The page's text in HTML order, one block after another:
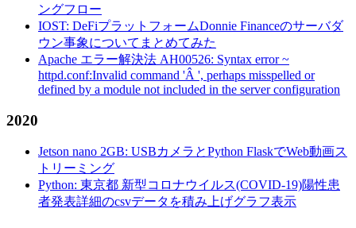
ングフロー
IOST: DeFiプラットフォームDonnie Financeのサーバダ
ウン事象についてまとめてみた
Apache エラー解決法 AH00526: Syntax error ~
httpd.conf:Invalid command 'Â ', perhaps misspelled or
defined by a module not included in the server configuration
2020
Jetson nano 2GB: USBカメラとPython FlaskでWeb動画ス
トリーミング
Python: 東京都 新型コロナウイルス(COVID-19)陽性患
者発表詳細のcsvデータを積み上げグラフ表示